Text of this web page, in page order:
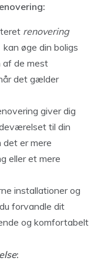
renovering
kan øge din boligs
de mest
det gælder
giver dig
til din
det er mere
eller et mere
installationer og
forvandle dit
og komfortabelt
: